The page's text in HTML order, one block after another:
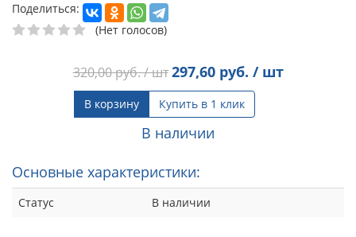
Поделиться:
(Нет голосов)
320,00руб. / шт 297,60руб. / шт
В корзину Купить в 1 клик
В наличии
Основные характеристики:
Статус В наличии